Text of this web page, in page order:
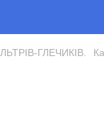
ГЛЕЧИКІВ.